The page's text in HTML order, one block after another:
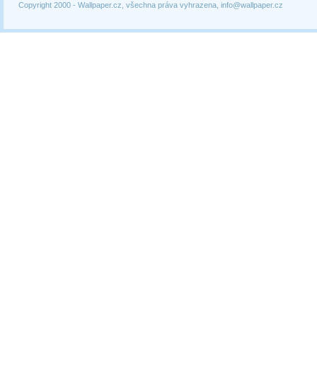
Copyright 2000 - Wallpaper.cz, všechna práva vyhrazena, info@wallpaper.cz